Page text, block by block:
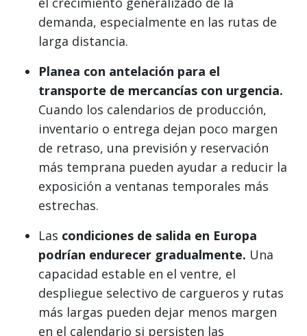
demanda, especialmente en las rutas de
larga distancia.
Planea con antelación para el
transporte de mercancías con urgencia.
Cuando los calendarios de producción,
inventario o entrega dejan poco margen
de retraso, una previsión y reservación
más temprana pueden ayudar a reducir la
exposición a ventanas temporales más
estrechas.
Las condiciones de salida en Europa
podrían endurecer gradualmente. Una
capacidad estable en el ventre, el
despliegue selectivo de cargueros y rutas
más largas pueden dejar menos margen
en el calendario si persisten las